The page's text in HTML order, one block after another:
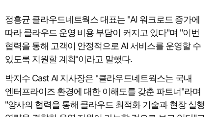
정흥균 클라우드네트웍스 대표는 "AI 워크로드 증가에
따라 클라우드 운영 비용 부담이 커지고 있다"며 "이번
협력을 통해 고객이 안정적으로 AI 서비스를 운영할 수
있도록 지원할 계획"이라고 말했다.
박지수 Cast AI 지사장은 "클라우드네트웍스는 국내
엔터프라이즈 환경에 대한 이해도를 갖춘 파트너"라며
"양사의 협력을 통해 클라우드 최적화 기술과 현장 실행
역량을 결합한 운영 지원이 가능할 것으로 보고 있다"고
CONTACT